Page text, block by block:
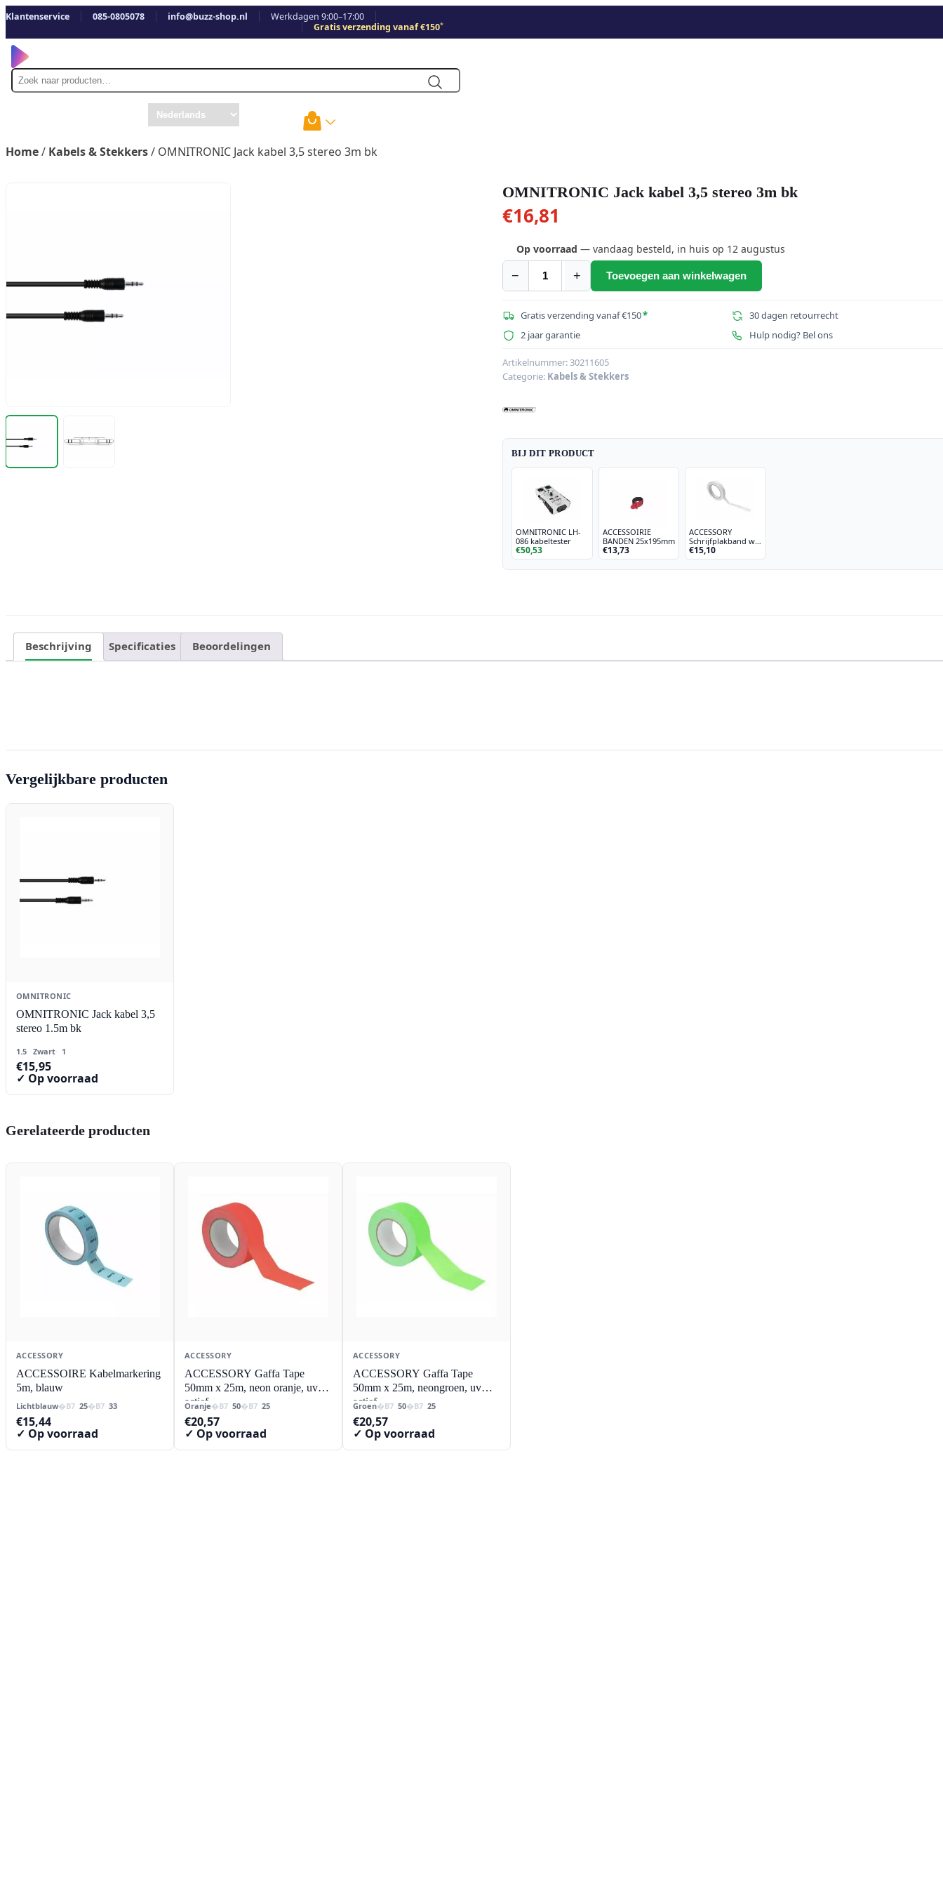
Klantenservice 085-0805078 info@buzz-shop.nl
Werkdagen 9:00–17:00
Gratis verzending vanaf €150*
Zoek
naar
Home/ Kabels & Stekkers/ OMNITRONIC Jack kabel 3,5 stereo 3m bk
OMNITRONIC Jack kabel 3,5 stereo 3m bk
€16,81
Op voorraad — vandaag besteld, in huis op 12 augustus
−
OMNITRONIC
kabel
3,5
3m
bk
+ Toevoegen aan winkelwagen
Gratis verzending vanaf €150*
30 dagen retourrecht
2 jaar garantie
Hulp nodig? Bel ons
Artikelnummer: 30211605
Categorie: Kabels & Stekkers
BIJ DIT PRODUCT
OMNITRONIC LH-
086 kabeltester
€50,53
ACCESSOIRIE
BANDEN 25x195mm
€13,73
ACCESSORY
Schrijfplakband wit
19mmx33m
€15,10
Beschrijving Specificaties Beoordelingen
Vergelijkbare producten
OMNITRONIC
OMNITRONIC Jack kabel 3,5
stereo 1.5m bk
1.5 Zwart 1
€15,95
✓ Op voorraad
Gerelateerde producten
ACCESSORY
ACCESSOIRE Kabelmarkering
5m, blauw
Lichtblauw 25 33
€15,44
✓ Op voorraad
ACCESSORY
ACCESSORY Gaffa Tape
50mm x 25m, neon oranje, uv
actief
Oranje 50 25
€20,57
✓ Op voorraad
ACCESSORY
ACCESSORY Gaffa Tape
50mm x 25m, neongroen, uv
actief
Groen 50 25
€20,57
✓ Op voorraad